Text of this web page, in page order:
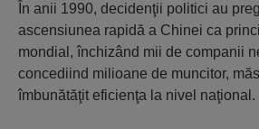
În anii 1990, decidenţii politici au
ascensiunea rapidă a Chinei ca
mondial, închizând mii de companii
concediind milioane de muncitor,
îmbunătăţit eficienţa la nivel naţional.